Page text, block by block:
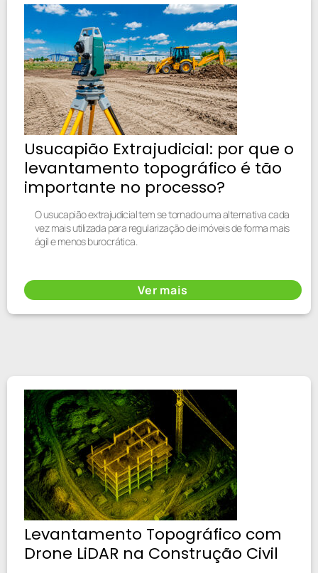
Usucapião Extrajudicial: por que o
levantamento topográfico é tão
importante no processo?
O usucapião extrajudicial tem se tornado uma alternativa cada
vez mais utilizada para regularização de imóveis de forma mais
ágil e menos burocrática.
Ver mais
Levantamento Topográfico com
Drone LiDAR na Construção Civil